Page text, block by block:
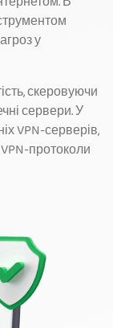
у
скеровуючи
сервери. У
VPN-серверів,
протоколи